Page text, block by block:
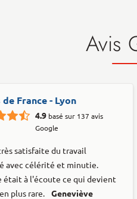
Avis
France - Lyon
4.9 basé sur 137 avis
Google
satisfaite du travail
avec célérité et minutie.
était à l'écoute ce qui devient
plus rare.
Geneviève